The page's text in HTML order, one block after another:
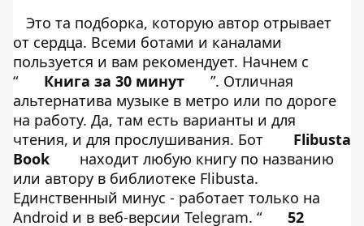
Это та подборка, которую автор отрывает
от сердца. Всеми ботами и каналами
пользуется и вам рекомендует. Начнем с
“
Книга за 30 минут
”. Отличная
альтернатива музыке в метро или по дороге
на работу. Да, там есть варианты и для
чтения, и для прослушивания. Бот
Flibusta
Book
находит любую книгу по названию
или автору в библиотеке Flibusta.
Единственный минус - работает только на
Android и в веб-версии Telegram. “
52